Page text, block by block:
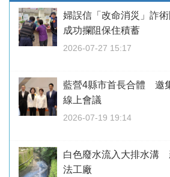
婦誤信「改命消災」詐
成功攔阻保住積蓄
2026-07-27 15:17
藍營4縣市首長合體 邀
線上會議
2026-07-19 19:14
白色廢水流入大排水溝
法工廠